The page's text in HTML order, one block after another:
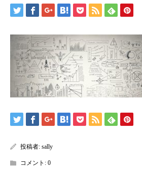
投稿者: sally
コメント: 0